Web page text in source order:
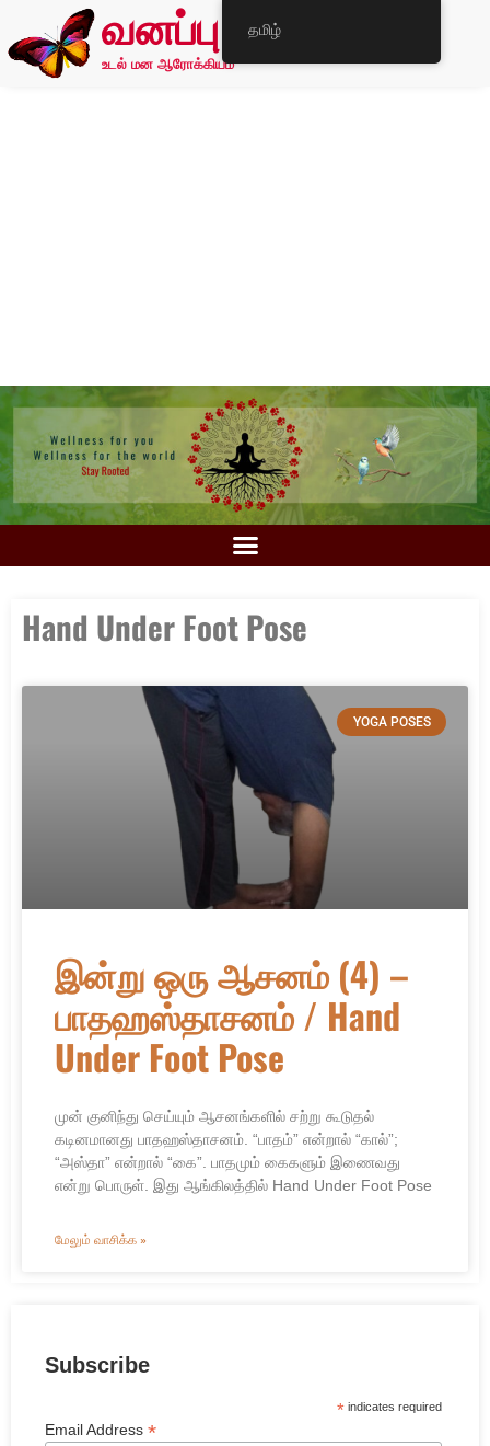
வனப்பு
உடல் மன ஆரோக்கியம்
Hand Under Foot Pose
YOGA POSES
இன்று ஒரு ஆசனம் (4) –
பாதஹஸ்தாசனம் / Hand
Under Foot Pose
முன் குனிந்து செய்யும் ஆசனங்களில் சற்று கூடுதல்
கடினமானது பாதஹஸ்தாசனம். “பாதம்” என்றால் “கால்”;
“அஸ்தா” என்றால் “கை”. பாதமும் கைகளும் இணைவது
என்று பொருள். இது ஆங்கிலத்தில் Hand Under Foot Pose
மேலும் வாசிக்க »
Subscribe
*indicates required
Email Address *
தமிழ்